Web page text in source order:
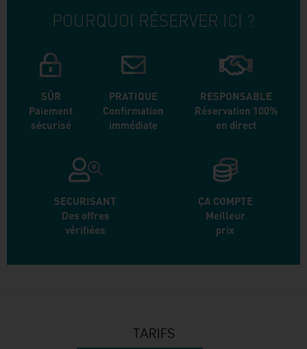
POURQUOI RÉSERVER ICI ?
SÛR
Paiement
sécurisé
PRATIQUE
Confirmation
immédiate
RESPONSABLE
Réservation 100%
en direct
SECURISANT
Des offres
vérifiées
ÇA COMPTE
Meilleur
prix
TARIFS